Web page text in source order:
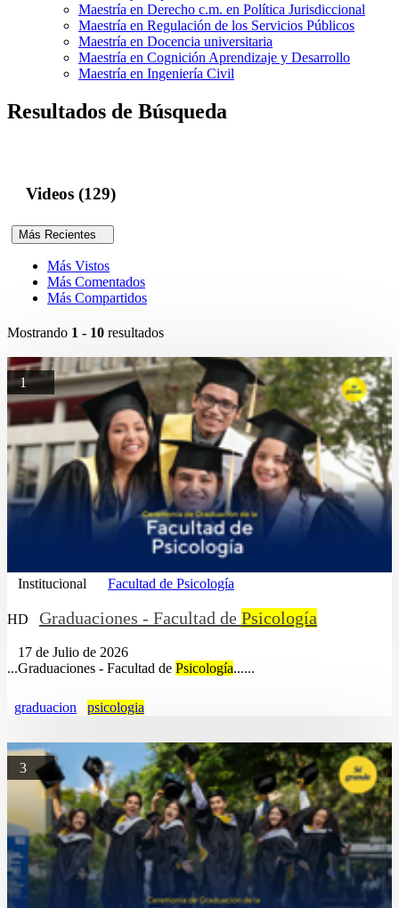
Maestría en Derecho c.m. en Política Jurisdiccional
Maestría en Regulación de los Servicios Públicos
Maestría en Docencia universitaria
Maestría en Cognición Aprendizaje y Desarrollo
Maestría en Ingeniería Civil
Resultados de Búsqueda
Videos (129)
Más Recientes
Más Vistos
Más Comentados
Más Compartidos
Mostrando 1 - 10 resultados
1
Institucional Facultad de Psicología
HD Graduaciones - Facultad de Psicología
17 de Julio de 2026
...Graduaciones - Facultad de Psicología......
graduacion psicologia
3